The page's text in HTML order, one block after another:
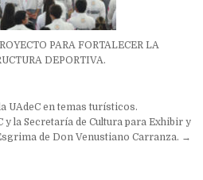
PARA FORTALECER LA
DEPORTIVA.
UAdeC en temas turísticos.
y la Secretaría de Cultura para Exhibir y
de Don Venustiano Carranza. →